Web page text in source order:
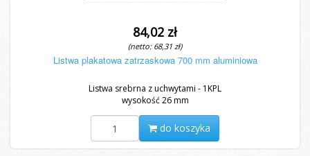
84,02 zł
(netto: 68,31 zł)
Listwa plakatowa zatrzaskowa 700 mm aluminiowa
Listwa srebrna z uchwytami - 1KPL
wysokość 26 mm
do koszyka